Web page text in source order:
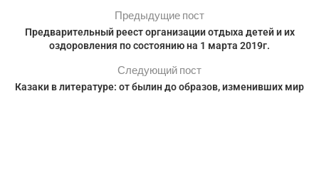
Предыдущие пост
Предварительный реест организации отдыха детей и их
оздоровления по состоянию на 1 марта 2019г.
Следующий пост
Казаки в литературе: от былин до образов, изменивших мир